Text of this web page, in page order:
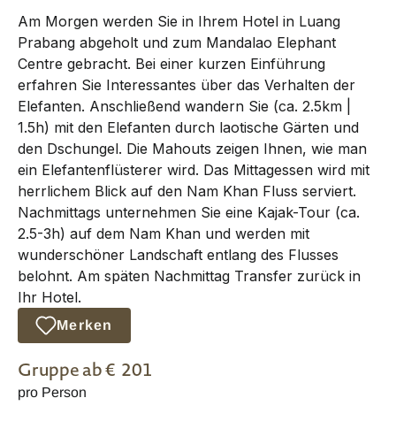
Am Morgen werden Sie in Ihrem Hotel in Luang
Prabang abgeholt und zum Mandalao Elephant
Centre gebracht. Bei einer kurzen Einführung
erfahren Sie Interessantes über das Verhalten der
Elefanten. Anschließend wandern Sie (ca. 2.5km |
1.5h) mit den Elefanten durch laotische Gärten und
den Dschungel. Die Mahouts zeigen Ihnen, wie man
ein Elefantenflüsterer wird. Das Mittagessen wird mit
herrlichem Blick auf den Nam Khan Fluss serviert.
Nachmittags unternehmen Sie eine Kajak-Tour (ca.
2.5-3h) auf dem Nam Khan und werden mit
wunderschöner Landschaft entlang des Flusses
belohnt. Am späten Nachmittag Transfer zurück in
Ihr Hotel.
Merken
Gruppeab € 201
pro Person